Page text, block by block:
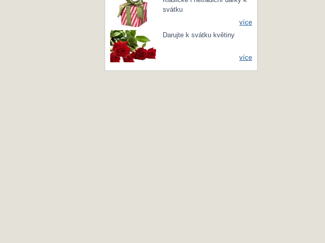
svátku
více
Darujte k svátku květiny
více